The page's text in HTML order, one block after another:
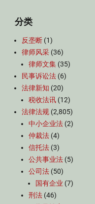
分类
反垄断 (1)
律师风采 (36)
律师文集 (35)
民事诉讼法 (6)
法律新知 (20)
税收法讯 (12)
法律法规 (2,805)
中小企业法 (2)
仲裁法 (4)
信托法 (3)
公共事业法 (5)
公司法 (50)
国有企业 (7)
刑法 (46)